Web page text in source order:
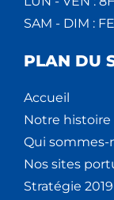
SAM - DIM :
PLAN DU
Accueil
Notre histoire
Qui sommes-
Nos sites
Stratégie